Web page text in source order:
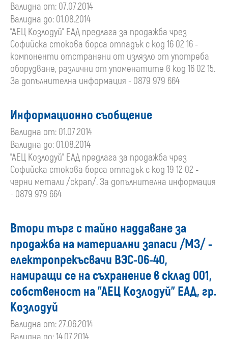
Валидна от: 07.07.2014
Валидна до: 01.08.2014
"АЕЦ Козлодуй" ЕАД предлага за продажба чрез
Софийска стокова борса отпадък с код 16 02 16 -
компоненти отстранени от излязло от употреба
оборудване, различни от упоменатите в код 16 02 15.
За допълнителна информация - 0879 979 664
Информационно съобщение
Валидна от: 01.07.2014
Валидна до: 01.08.2014
"АЕЦ Козлодуй" ЕАД предлага за продажба чрез
Софийска стокова борса отпадък с код 19 12 02 -
черни метали /скрап/. За допълнителна информация
- 0879 979 664
Втори търг с тайно наддаване за
продажба на материални запаси /МЗ/ -
електропрекъсвачи ВЭС-06-40,
намиращи се на съхранение в склад 001,
собственост на "АЕЦ Козлодуй" ЕАД, гр.
Козлодуй
Валидна от: 27.06.2014